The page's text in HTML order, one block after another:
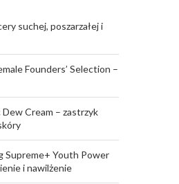
suchej, poszarzałej i
Founders’ Selection –
Cream – zastrzyk
Supreme+ Youth Power
i nawilżenie